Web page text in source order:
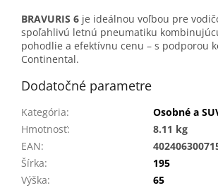
BRAVURIS 6 je ideálnou voľbou pre
spoľahlivú letnú pneumatiku
pohodlie a efektívnu cenu – s podporou
Continental.
Dodatočné parametre
Kategória:
Osobné a
Hmotnosť:
8.11 kg
EAN:
Šírka:
195
Výška:
65